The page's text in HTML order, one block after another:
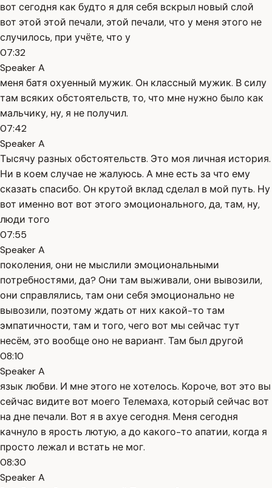
вот сегодня как будто я для себя вскрыл новый слой
вот этой этой печали, этой печали, что у меня этого не
случилось, при учёте, что у
07:32
Speaker A
меня батя охуенный мужик. Он классный мужик. В силу
там всяких обстоятельств, то, что мне нужно было как
мальчику, ну, я не получил.
07:42
Speaker A
Тысячу разных обстоятельств. Это моя личная история.
Ни в коем случае не жалуюсь. А мне есть за что ему
сказать спасибо. Он крутой вклад сделал в мой путь. Ну
вот именно вот вот этого эмоционального, да, там, ну,
люди того
07:55
Speaker A
поколения, они не мыслили эмоциональными
потребностями, да? Они там выживали, они вывозили,
они справлялись, там они себя эмоционально не
вывозили, поэтому ждать от них какой-то там
эмпатичности, там и того, чего вот мы сейчас тут
несём, это вообще оно не вариант. Там был другой
08:10
Speaker A
язык любви. И мне этого не хотелось. Короче, вот это вы
сейчас видите вот моего Телемаха, который сейчас вот
на дне печали. Вот я в ахуе сегодня. Меня сегодня
качнуло в ярость лютую, а до какого-то апатии, когда я
просто лежал и встать не мог.
08:30
Speaker A